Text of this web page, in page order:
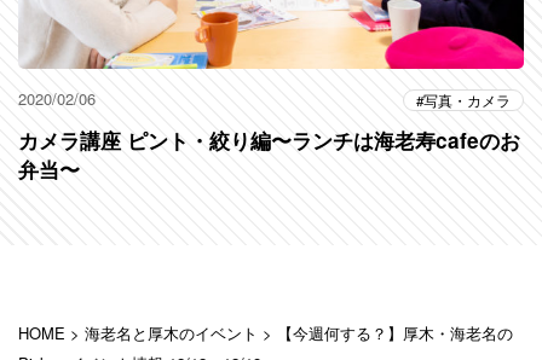
2020/02/06 写真・カメラ
カメラ講座 ピント・絞り編〜ランチは海老寿cafeのお
弁当〜
HOME > 海老名と厚木のイベント >
【今週何する？】厚木・海老名の